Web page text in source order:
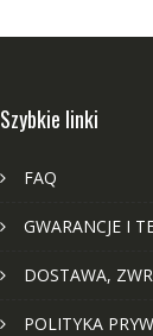
Szybkie linki
FAQ
GWARANCJE I
DOSTAWA,
POLITYKA